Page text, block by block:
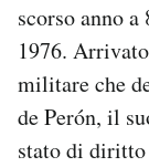
scorso anno
1976.
militare che
de Perón, il
stato di